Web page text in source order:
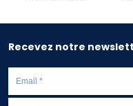
Recevez notre